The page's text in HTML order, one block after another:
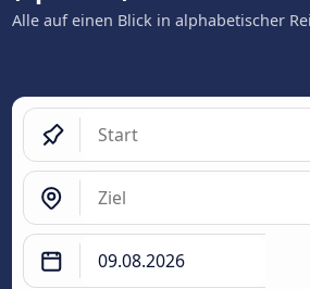
Alle auf einen Blick in alphabetischer